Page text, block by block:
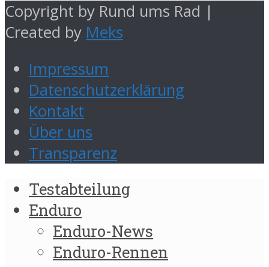
Copyright by Rund ums Rad |
Created by Meks
Impressum
Datenschutzerklärung
Kontakt
Über uns
Transparenz
Testabteilung
Enduro
Enduro-News
Enduro-Rennen